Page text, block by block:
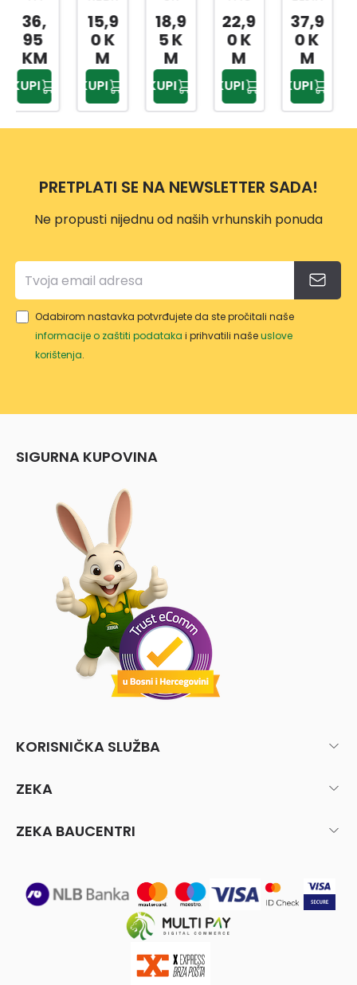
ASTA
150X
200
CM
15,9
0 K
M
KUPI
DP32
16
55X3
5 CM
18,9
5 K
M
KUPI
KICE
180X
200
CM
22,9
0 K
M
KUPI
A
JEDN
OKRE
VETN
A 3/1
150X
200
37,9
0 K
M
KUPI
JAST
UK
CLIM
A
CON
TROL
50X7
31,2
9 K
M
KUPI
PRETPLATI SE NA NEWSLETTER SADA!
Ne propusti nijednu od naših vrhunskih ponuda
Odabirom nastavka potvrđujete da ste pročitali naše
informacije o zaštiti podataka i prihvatili našeuslove
korištenja.
SIGURNA KUPOVINA
KORISNIČKA SLUŽBA
ZEKA
ZEKA BAUCENTRI